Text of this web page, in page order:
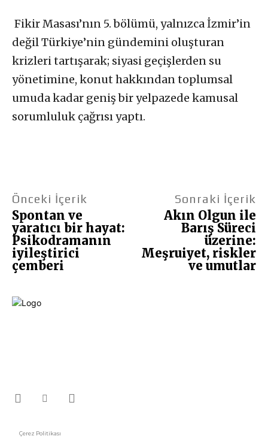
Fikir Masası’nın 5. bölümü, yalnızca İzmir’in
değil Türkiye’nin gündemini oluşturan
krizleri tartışarak; siyasi geçişlerden su
yönetimine, konut hakkından toplumsal
umuda kadar geniş bir yelpazede kamusal
sorumluluk çağrısı yaptı.
Önceki İçerik
Spontan ve
yaratıcı bir hayat:
Psikodramanın
iyileştirici
çemberi
Sonraki İçerik
Akın Olgun ile
Barış Süreci
üzerine:
Meşruiyet, riskler
ve umutlar
Çerez Politikası